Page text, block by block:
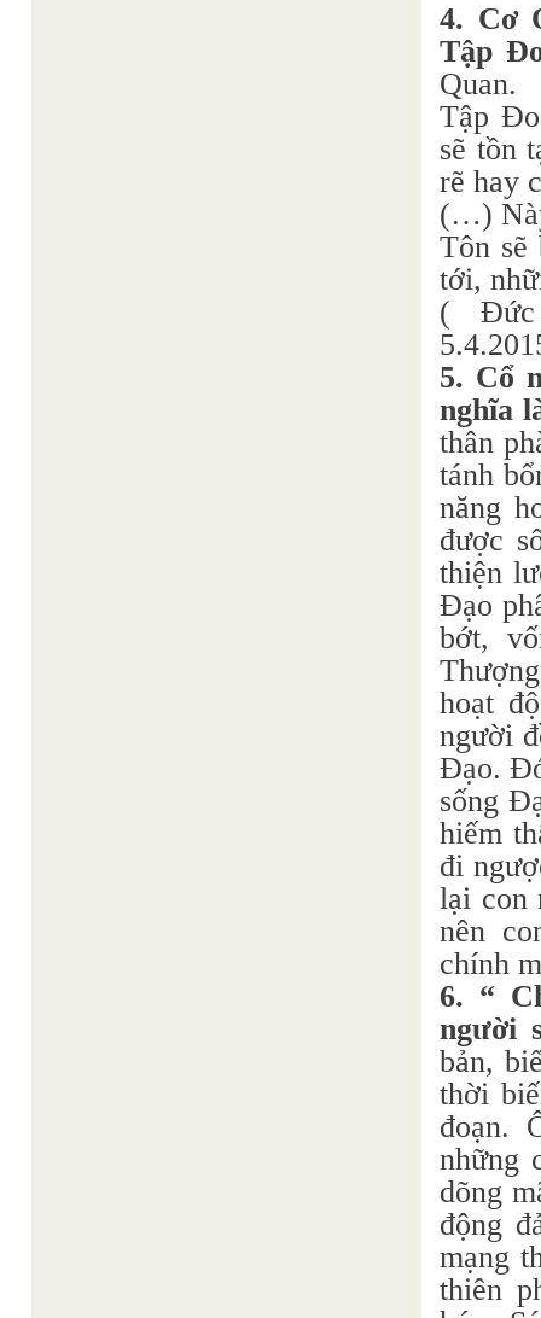
4. Cơ
Tập
Quan.
Tập
sẽ tồn
rẽ hay
(…)
Tôn sẽ
tới,
( Đức
5. Cổ
nghĩa
thân
tánh
năng
được
thiện
Đạo
bớt,
hoạt
người
Đạo.
sống
hiếm
đi
lại con
nên
chính
6. “
người
bản,
thời
đoạn.
những
dõng
động
mạng
thiên